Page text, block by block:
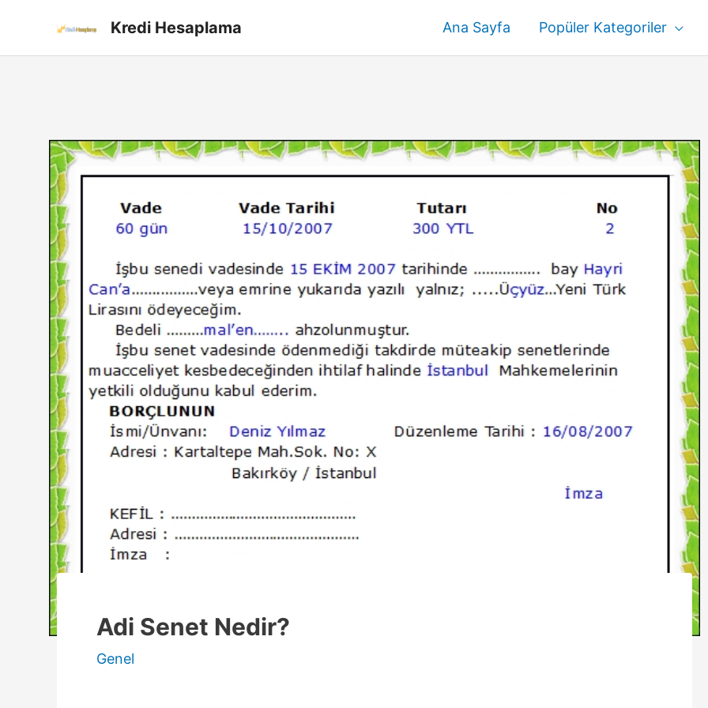
Kredi Hesaplama Ana Sayfa Popüler Kategoriler
Adi Senet Nedir?
Genel